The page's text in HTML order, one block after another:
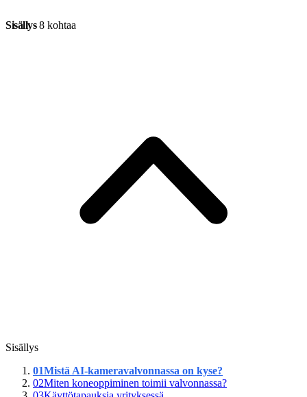
Sisällys 8 kohtaa
Sisällys
01Mistä AI-kameravalvonnassa on kyse?
02Miten koneoppiminen toimii valvonnassa?